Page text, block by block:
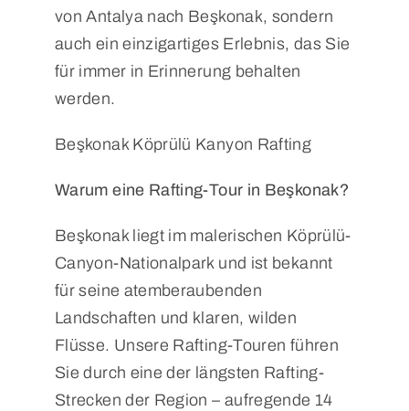
von Antalya nach Beşkonak, sondern
auch ein einzigartiges Erlebnis, das Sie
für immer in Erinnerung behalten
werden.
Beşkonak Köprülü Kanyon Rafting
Warum eine Rafting-Tour in Beşkonak?
Beşkonak liegt im malerischen Köprülü-
Canyon-Nationalpark und ist bekannt
für seine atemberaubenden
Landschaften und klaren, wilden
Flüsse. Unsere Rafting-Touren führen
Sie durch eine der längsten Rafting-
Strecken der Region – aufregende 14